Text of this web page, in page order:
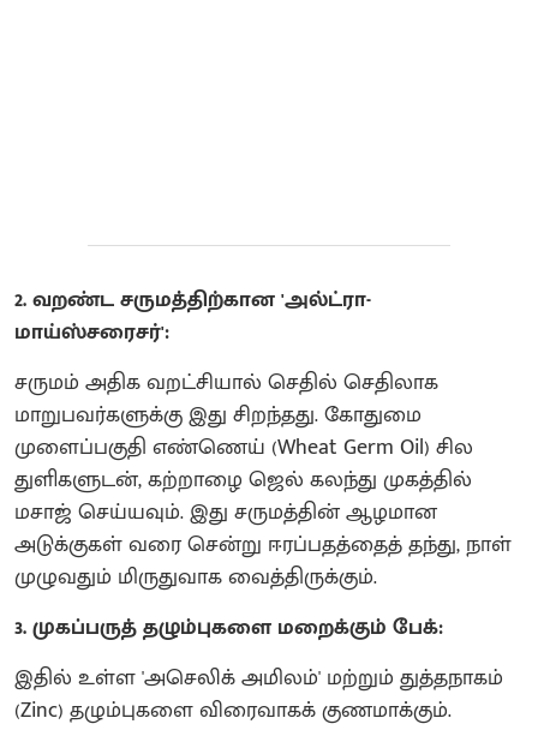
2. வறண்ட சருமத்திற்கான 'அல்ட்ரா-
மாய்ஸ்சரைசர்':
சருமம் அதிக வறட்சியால் செதில் செதிலாக
மாறுபவர்களுக்கு இது சிறந்தது. கோதுமை
முளைப்பகுதி எண்ணெய் (Wheat Germ Oil) சில
துளிகளுடன், கற்றாழை ஜெல் கலந்து முகத்தில்
மசாஜ் செய்யவும். இது சருமத்தின் ஆழமான
அடுக்குகள் வரை சென்று ஈரப்பதத்தைத் தந்து, நாள்
முழுவதும் மிருதுவாக வைத்திருக்கும்.
3. முகப்பருத் தழும்புகளை மறைக்கும் பேக்:
இதில் உள்ள 'அசெலிக் அமிலம்' மற்றும் துத்தநாகம்
(Zinc) தழும்புகளை விரைவாகக் குணமாக்கும்.